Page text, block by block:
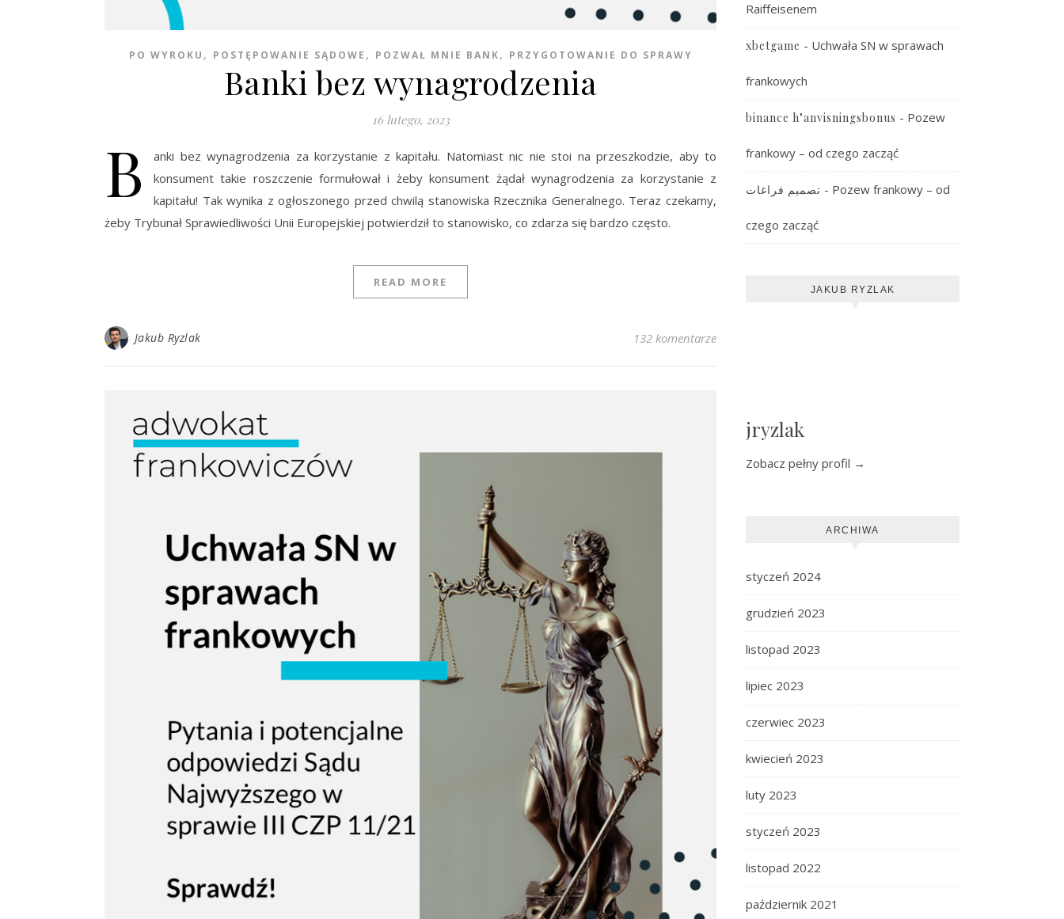
PO WYROKU , POSTĘPOWANIE SĄDOWE , POZWAŁ MNIE BANK, PRZYGOTOWANIE DO SPRAWY
Banki bez wynagrodzenia
16 lutego, 2023
B
anki bez wynagrodzenia za korzystanie z kapitału. Natomiast nic nie stoi na przeszkodzie, aby to
konsument takie roszczenie formułował i żeby konsument żądał wynagrodzenia za korzystanie z
kapitału! Tak wynika z ogłoszonego przed chwilą stanowiska Rzecznika Generalnego. Teraz czekamy,
żeby Trybunał Sprawiedliwości Unii Europejskiej potwierdził to stanowisko, co zdarza się bardzo często.
READ MORE
Jakub Ryzlak 132 komentarze
Raiffeisenem
xbetgame - Uchwała SN w sprawach
frankowych
binance h"anvisningsbonus - Pozew
frankowy – od czego zacząć
تصميم فراغات - Pozew frankowy – od
czego zacząć
JAKUB RYZLAK
jryzlak
Zobacz pełny profil →
ARCHIWA
styczeń 2024
grudzień 2023
listopad 2023
lipiec 2023
czerwiec 2023
kwiecień 2023
luty 2023
styczeń 2023
listopad 2022
październik 2021